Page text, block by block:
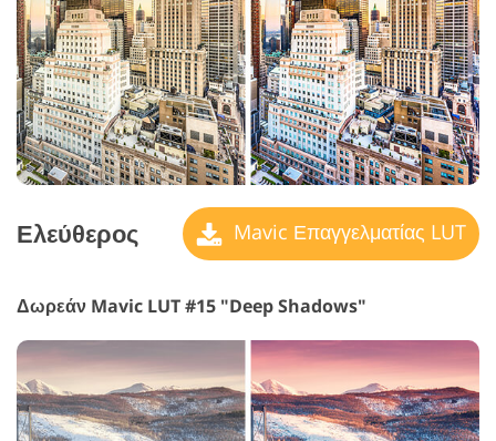
Ελεύθερος Mavic Επαγγελματίας LUT
Δωρεάν Mavic LUT #15 "Deep Shadows"